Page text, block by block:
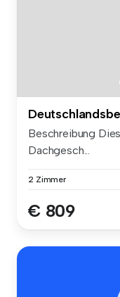
Beschreibung
Dachgesch...
2 Zimmer
€ 809